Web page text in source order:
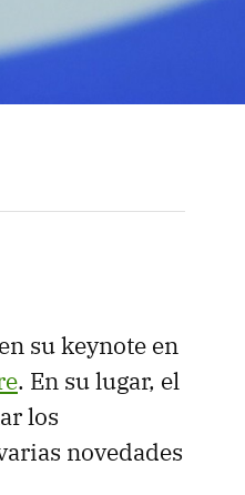
su keynote en
. En su lugar, el
los
novedades